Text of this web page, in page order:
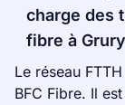
charge des
fibre à
Le réseau
BFC Fibre. Il